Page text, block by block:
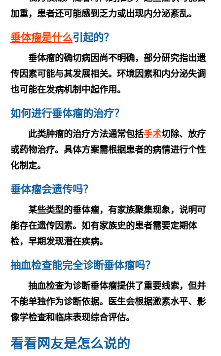
加重，患者还可能感到乏力或出现内分泌紊乱。
垂体瘤是什么引起的？
垂体瘤的确切病因尚不明确，部分研究指出遗
传因素可能与其发展相关。环境因素和 内分泌失调
也可能在发病机制中起作用。
如何进行垂体瘤的治疗？
此类肿瘤的治疗方法通常包括手术切除、放疗
或药物治疗。具体方案需根据患者的病情进行个性
化制定。
垂体瘤会遗传吗？
某些类型的垂体瘤，有家族聚集现象，说明可
能存在遗传因素。如有家族史的患者需要定期体
检，早期发现潜在疾病。
抽血检查能完全诊断垂体瘤吗？
抽血检查为诊断垂体瘤提供了重要线索，但并
不能单独作为诊断依据。医生会根据激素水平、影
像学检查和临床表现综合评估。
看看网友是怎么说的